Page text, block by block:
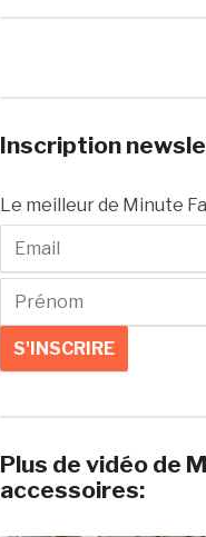
Inscription
Le meilleur de Minute
Plus de vidéo de
accessoires: